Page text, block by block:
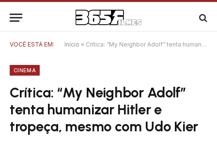
VOCÊ ESTÁ EM: Início » Crítica: “My Neighbor Adolf” tenta humanizar Hitler e tropeça, mesmo com Udo Kier
CINEMA
Crítica: “My Neighbor Adolf”
tenta humanizar Hitler e
tropeça, mesmo com Udo Kier